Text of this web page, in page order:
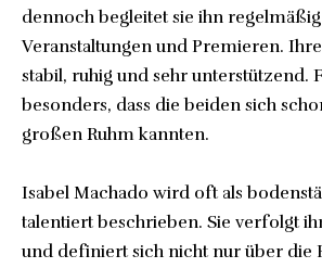
dennoch begleitet sie ihn
Veranstaltungen und Premieren.
stabil, ruhig und sehr unterstützend.
besonders, dass die beiden sich
großen Ruhm kannten.
Isabel Machado wird oft als
talentiert beschrieben. Sie verfolgt
und definiert sich nicht nur über die